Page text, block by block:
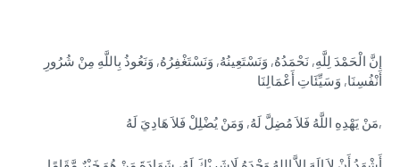
إنَّ الْحَمْدَ لِلَّهِ, نَحْمَدُهُ, وَنَسْتَعِينُهُ, وَنَسْتَغْفِرُهُ, وَنَعُوذُ بِاللَّهِ مِنْ شُرُورِ
أَنْفُسِنَا, وَسَيِّئَاتِ أَعْمَالِنَا
مَنْ يَهْدِهِ اللَّهُ فَلاَ مُضِلَّ لَهُ, وَمَنْ يُضْلِلْ فَلاَ هَادِيَ لَهُ,